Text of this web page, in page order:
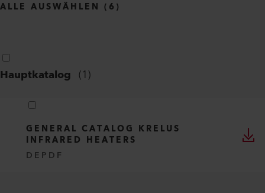
ALLE AUSWÄHLEN ( 6 )
Hauptkatalog (1)
GENERAL CATALOG KRELUS
INFRARED HEATERS
DE PDF